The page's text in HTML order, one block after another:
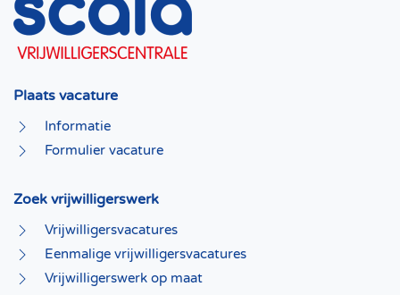
Plaats vacature
Informatie
Formulier vacature
Zoek vrijwilligerswerk
Vrijwilligersvacatures
Eenmalige vrijwilligersvacatures
Vrijwilligerswerk op maat